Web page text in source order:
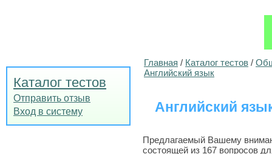
Каталог тестов
Отправить отзыв
Вход в систему
Главная / Каталог тестов /
Английский язык
Английский
Предлагаемый Вашему
состоящей из 167 вопросов